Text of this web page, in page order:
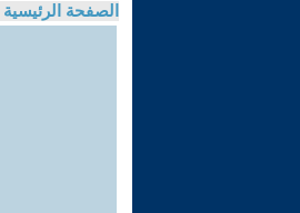
الصفحة الرئيسية